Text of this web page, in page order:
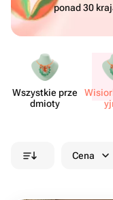
ponad 30
Wszystkie prze​
dmioty
Cena